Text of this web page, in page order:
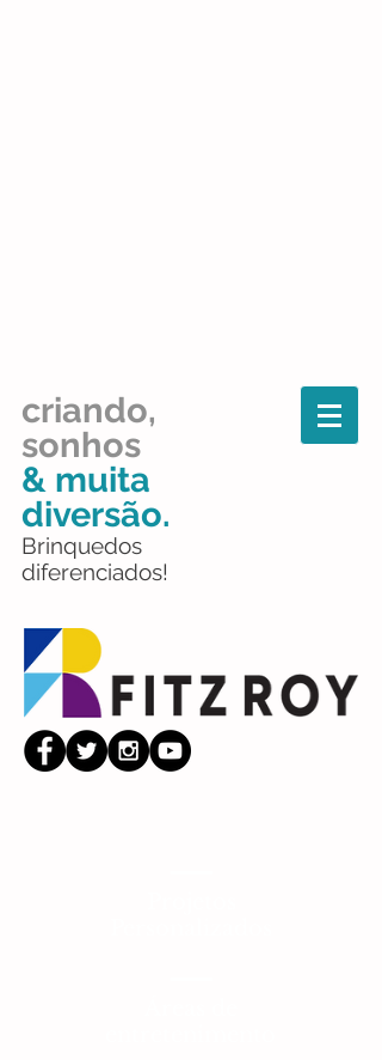
criando,
sonhos
& muita
diversão.
Brinquedos
diferenciados!